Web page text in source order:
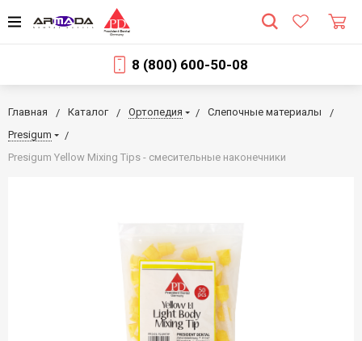
8 (800) 600-50-08
Главная Каталог Ортопедия
Слепочные материалы
Presigum
Presigum Yellow Mixing Tips - смесительные наконечники